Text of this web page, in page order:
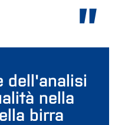
dell'analisi
nella
birra